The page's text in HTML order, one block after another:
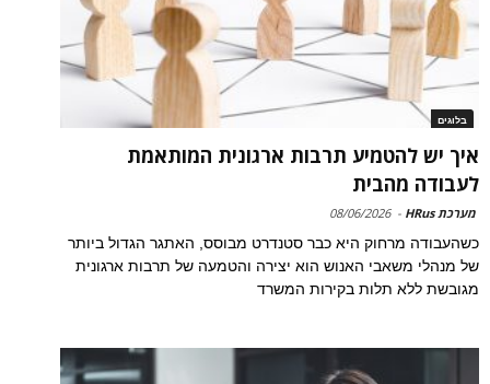
בלוגים
איך יש להטמיע תרבות ארגונית המותאמת
לעבודה מהבית
מערכת HRus -
08/06/2026
כשהעבודה מרחוק היא כבר סטנדרט מבוסס, האתגר הגדול ביותר
של מנהלי משאבי האנוש הוא יצירה והטמעה של תרבות ארגונית
מגובשת ללא תלות בקירות המשרד